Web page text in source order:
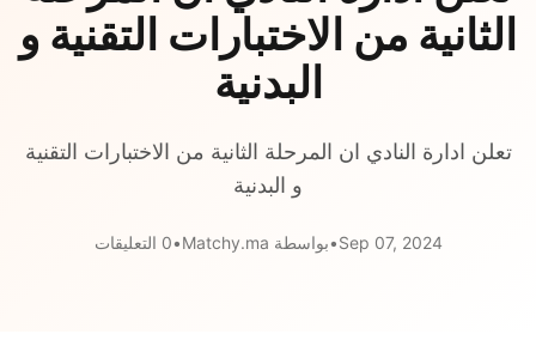
الثانية من الاختبارات التقنية و
البدنية
تعلن ادارة النادي ان المرحلة الثانية من الاختبارات التقنية
و البدنية
Sep 07, 2024
•بواسطة Matchy.ma •0 التعليقات